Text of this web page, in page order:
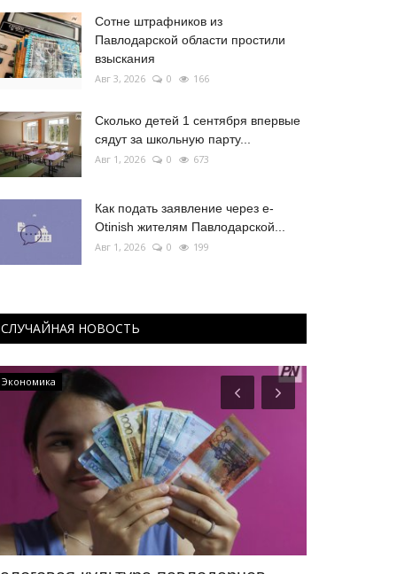
Сотне штрафников из
Павлодарской области простили
взыскания
Авг 3, 2026 0 166
Сколько детей 1 сентября впервые
сядут за школьную парту...
Авг 1, 2026 0 673
Как подать заявление через e-
Otinish жителям Павлодарской...
Авг 1, 2026 0 199
СЛУЧАЙНАЯ НОВОСТЬ
Экономика